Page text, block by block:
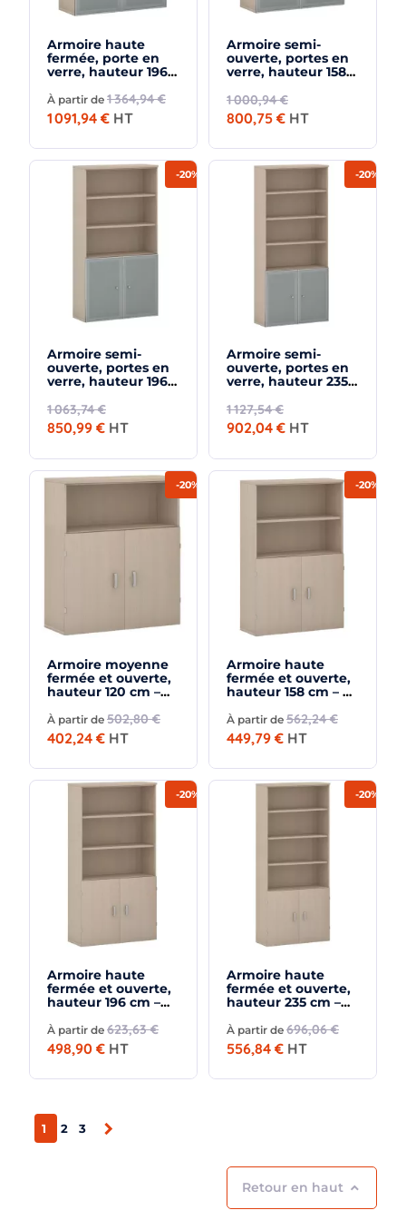
Armoire haute
fermée, porte en
verre, hauteur 196
À partir de 1 364,94 €
1 091,94 € HT
Armoire semi-
ouverte, portes en
verre, hauteur 158
1 000,94 €
800,75 € HT
Armoire semi-
ouverte, portes en
verre, hauteur 196
1 063,74 €
850,99 € HT
-20%
Armoire semi-
ouverte, portes en
verre, hauteur 235
1 127,54 €
902,04 € HT
-20%
Armoire moyenne
fermée et ouverte,
hauteur 120 cm –
À partir de 502,80 €
402,24 € HT
-20%
Armoire haute
fermée et ouverte,
hauteur 158 cm – So
À partir de 562,24 €
449,79 € HT
-20%
Armoire haute
fermée et ouverte,
hauteur 196 cm –
À partir de 623,63 €
498,90 € HT
-20%
Armoire haute
fermée et ouverte,
hauteur 235 cm –
À partir de 696,06 €
556,84 € HT
-20%
1 2 3 
Retour en haut 